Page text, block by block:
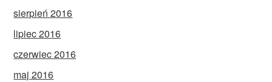
sierpień 2016
lipiec 2016
czerwiec 2016
maj 2016